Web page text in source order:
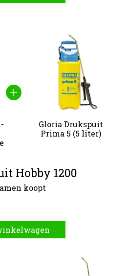
producten
Gloria Drukspuit
Prima 5 (5 liter)
Hobby 1200
koopt
producten